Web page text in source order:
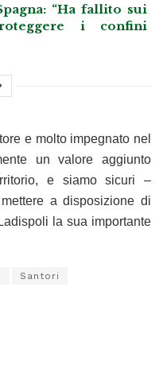
“Ha fallito sui
i confini
e molto impegnato nel
un valore aggiunto
e siamo sicuri –
a disposizione di
la sua importante
Santori